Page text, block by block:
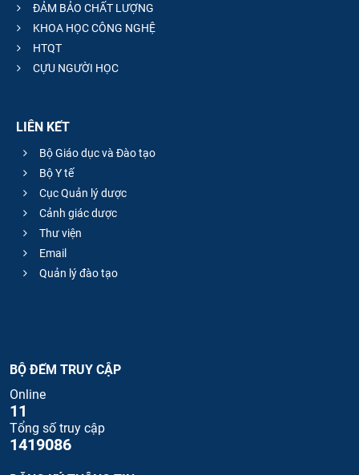
ĐẢM BẢO CHẤT LƯỢNG
KHOA HỌC CÔNG NGHỆ
HTQT
CỰU NGƯỜI HỌC
LIÊN KẾT
Bộ Giáo dục và Đào tạo
Bộ Y tế
Cục Quản lý dược
Cảnh giác dược
Thư viện
Email
Quản lý đào tạo
BỘ ĐẾM TRUY CẬP
Online
11
Tổng số truy cập
1419086